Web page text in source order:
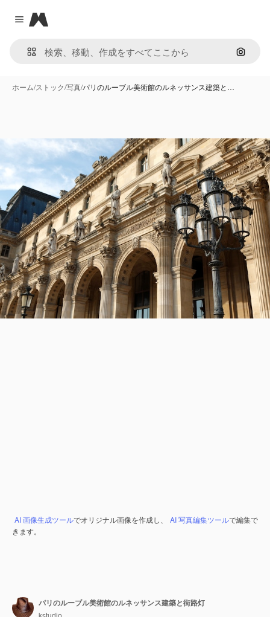
Close menu
Magnific
画像で
ホーム/ストック/写真/パリのルーブル美術館のルネッサンス建築と…
AI 画像生成ツールでオリジナル画像を作成し、 AI 写真編集ツールで編集で
きます。
パリのルーブル美術館のルネッサンス建築と街路灯